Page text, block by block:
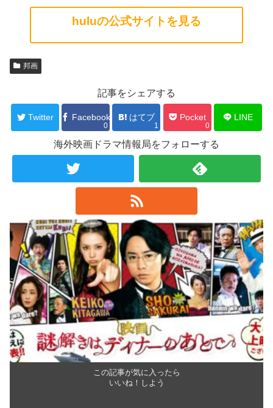
huluの公式サイトを見る
邦画
記事をシェアする
Twitter Facebook
0
はてブ
1
Pocket
0
LINE
海外映画ドラマ情報局をフォローする
この記事が気に入ったら
いいね！しよう